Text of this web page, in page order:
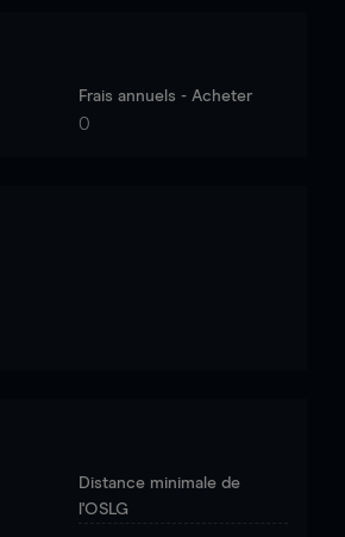
Frais annuels - Acheter
0
Distance minimale de
l'OSLG